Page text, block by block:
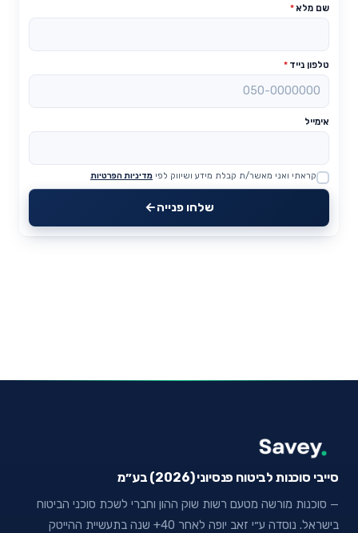
שם מלא*
טלפון נייד *
אימייל
Website
קראתי ואני מאשר/ת קבלת מידע ושיווק לפי מדיניות הפרטיות
שלחו פנייה
סייבי סוכנות לביטוח פנסיוני (2026) בע״מ
— סוכנות מורשה מטעם רשות שוק ההון וחברי לשכת סוכני הביטוח
בישראל. נוסדה ע״י זאב יופה לאחר 40+ שנה בתעשיית ההייטק